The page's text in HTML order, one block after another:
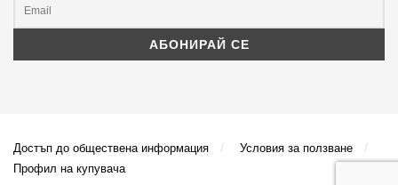
Достъп до обществена информация
Условия за ползване
Профил на купувача